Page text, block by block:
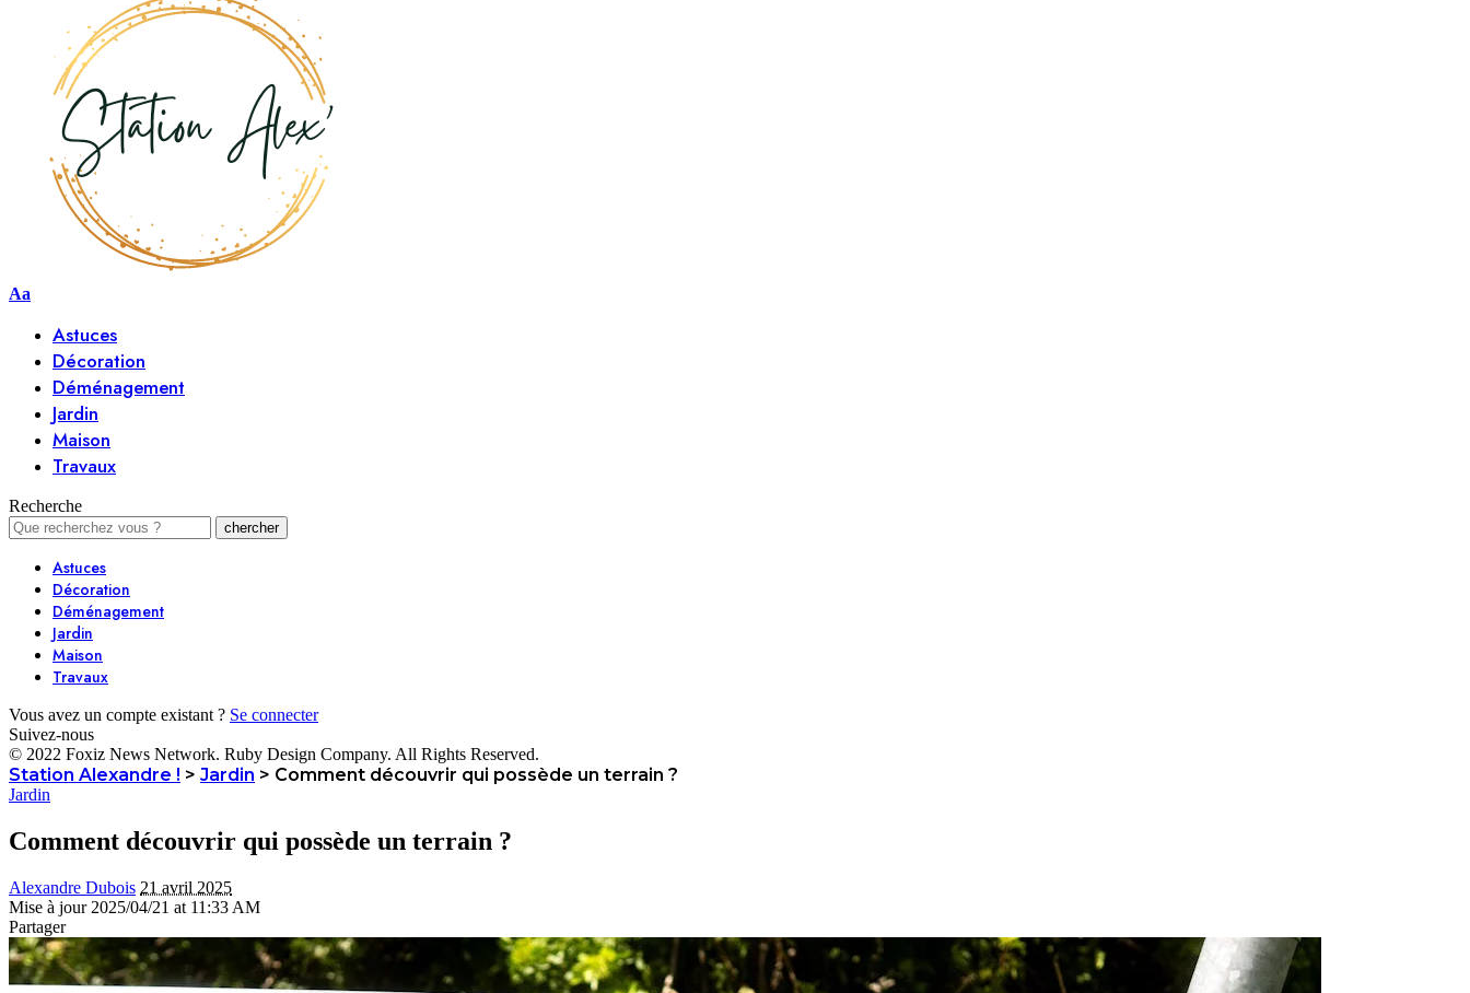
Aa
Astuces
Décoration
Déménagement
Jardin
Maison
Travaux
Recherche
Astuces
Décoration
Déménagement
Jardin
Maison
Travaux
Vous avez un compte existant ? Se connecter
Suivez-nous
© 2022 Foxiz News Network. Ruby Design Company. All Rights Reserved.
Station Alexandre ! > Jardin > Comment découvrir qui possède un terrain ?
Jardin
Comment découvrir qui possède un terrain ?
Alexandre Dubois 21 avril 2025
Mise à jour 2025/04/21 at 11:33 AM
Partager